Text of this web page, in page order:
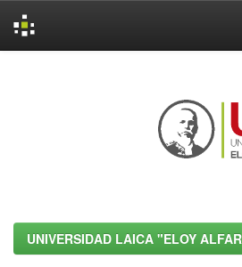
UNIVERSIDAD LAICA "ELOY